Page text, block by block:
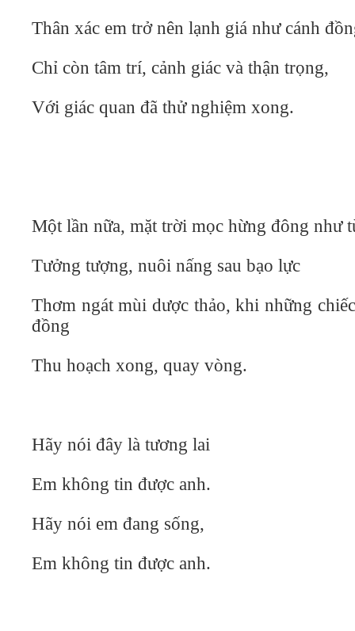
Thân xác em trở nên lạnh giá như cánh
Chỉ còn tâm trí, cảnh giác và thận trọng,
Với giác quan đã thử nghiệm xong.
Một lần nữa, mặt trời mọc hừng đông như
Tưởng tượng, nuôi nấng sau bạo lực
Thơm ngát mùi dược thảo, khi những
đồng
Thu hoạch xong, quay vòng.
Hãy nói đây là tương lai
Em không tin được anh.
Hãy nói em đang sống,
Em không tin được anh.